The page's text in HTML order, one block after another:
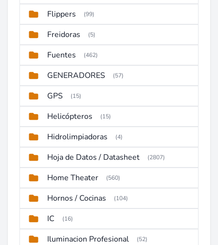
Flippers (99)
Freidoras (5)
Fuentes (462)
GENERADORES (57)
GPS (15)
Helicópteros (15)
Hidrolimpiadoras (4)
Hoja de Datos / Datasheet (2807)
Home Theater (560)
Hornos / Cocinas (104)
IC (16)
Iluminacion Profesional (52)